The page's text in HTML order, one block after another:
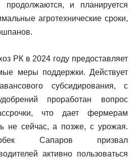
и планируется
агротехнические сроки,
РК в 2024 году предоставляет
меры поддержки. Действует
субсидирования, с
проработан вопрос
что дает фермерам
не сейчас, а позже, с урожая.
Сапаров призвал
активно пользоваться